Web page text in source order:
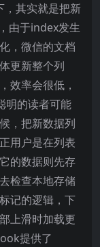
其实就是把新
由于index发生
，微信的文档
更新整个列
效率会很低，
明的读者可能
，把新数据列
用户是在列表
的数据则先存
检查本地存储
记的逻辑，下
上滑时加载更
提供了